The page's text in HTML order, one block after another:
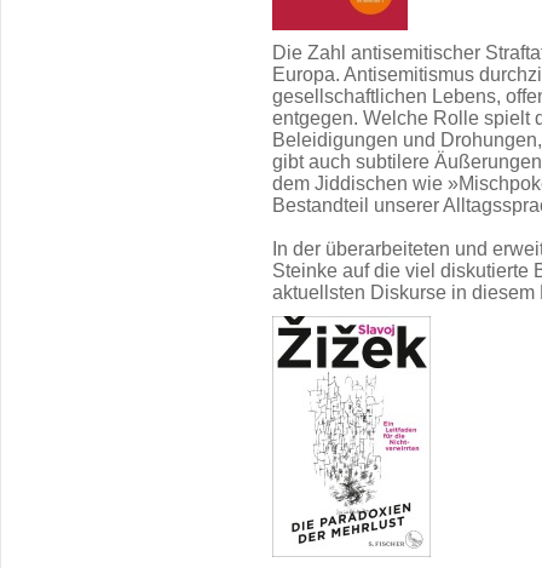
Die Zahl antisemitischer
Europa. Antisemitismus
gesellschaftlichen Lebens,
entgegen. Welche Rolle spielt
Beleidigungen und
gibt auch subtilere
dem Jiddischen wie
Bestandteil unserer
In der überarbeiteten und
Steinke auf die viel diskutierte
aktuellsten Diskurse in diesem